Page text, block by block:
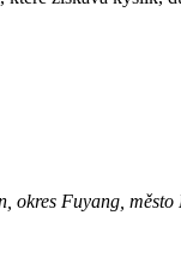
okres Fuyang,